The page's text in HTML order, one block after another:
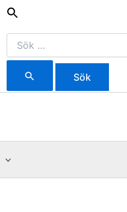
Sök
efter: